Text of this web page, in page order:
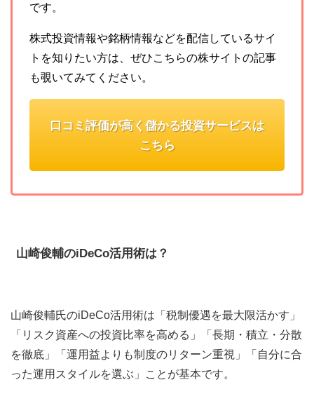
です。
株式投資情報や銘柄情報などを配信しているサイ
トを知りたい方は、ぜひこちらの株サイトの記事
も覗いてみてください。
口コミ評価が高く儲かる投資サービスは
こちら
山崎俊輔のiDeCo活用術は？
山崎俊輔氏のiDeCo活用術は「税制優遇を最大限活かす」
「リスク資産への投資比率を高める」「長期・積立・分散
を徹底」「運用益よりも制度のリターン重視」「自分に合
った運用スタイルを選ぶ」ことが基本です。